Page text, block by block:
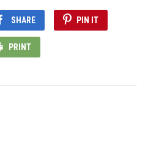
SHARE PIN IT
PRINT